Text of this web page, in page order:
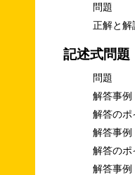
問題
正解と解
記述式問題
問題
解答事例
解答のポ
解答事例
解答のポ
解答事例